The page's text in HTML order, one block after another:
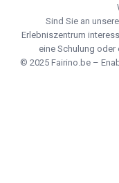
Sind Sie an
Erlebniszentrum
eine Schulung
© 2025 Fairino.be –